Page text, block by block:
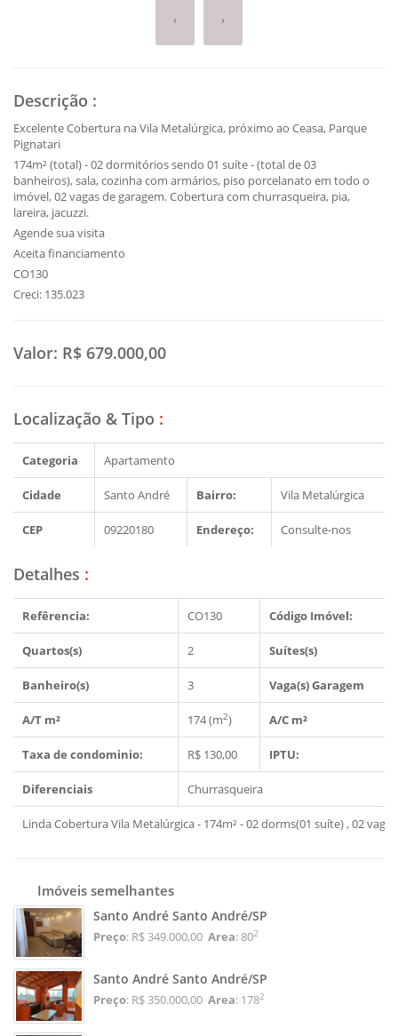
‹ ›
Descrição :
Excelente Cobertura na Vila Metalúrgica, próximo ao Ceasa, Parque
Pignatari
174m² (total) - 02 dormitórios sendo 01 suíte - (total de 03
banheiros), sala, cozinha com armários, piso porcelanato em todo o
imóvel, 02 vagas de garagem. Cobertura com churrasqueira, pia,
lareira, jacuzzi.
Agende sua visita
Aceita financiamento
CO130
Creci: 135.023
Valor: R$ 679.000,00
Localização & Tipo :
Categoria Apartamento
Cidade Santo André Bairro: Vila Metalúrgica
CEP 09220180 Endereço: Consulte-nos
Detalhes :
Refêrencia: CO130 Código Imóvel:
Quartos(s) 2 Suítes(s)
Banheiro(s) 3 Vaga(s) Garagem
A/T m² 174 (m2) A/C m²
Taxa de condominio: R$ 130,00 IPTU:
Diferenciais Churrasqueira
Linda Cobertura Vila Metalúrgica - 174m² - 02 dorms(01 suíte) , 02 vagas
Imóveis semelhantes
Santo André Santo André/SP
Preço: R$ 349.000,00 Area: 802
Santo André Santo André/SP
Preço: R$ 350.000,00 Area: 1782